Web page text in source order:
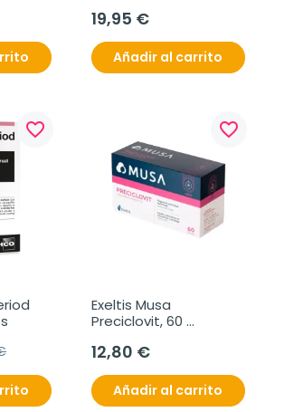
19,95 €
Añadir al carrito
favorite_border favorite_border
Exeltis Musa
Preciclovit, 60
12,80 €
Añadir al carrito